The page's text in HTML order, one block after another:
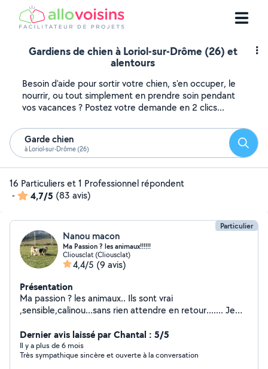
Gardiens de chien à Loriol-sur-Drôme (26) et
alentours
Besoin d'aide pour sortir votre chien, s'en occuper, le
nourrir, ou tout simplement en prendre soin pendant
vos vacances ? Postez votre demande en 2 clics...
Garde chien
à Loriol-sur-Drôme (26)
16 Particuliers et 1 Professionnel répondent
-
4,7/5 (83 avis)
Particulier
Nanou macon
Ma Passion ? les animaux!!!!!!
Cliousclat (Cliousclat)
4,4/5 (9 avis)
Présentation
Ma passion ? les animaux.. Ils sont vrai
,sensible,calinou...sans rien attendre en retour....... Je
compagnon a 4 pattes :) !! Je possède, un club canin qui
consiste sur deux points : la sociabilité et obéissance.
Je reste à votre entière disposition pour tout
Dernier avis laissé par Chantal : 5/5
Il y a plus de 6 mois
Très sympathique sincère et ouverte à la conversation